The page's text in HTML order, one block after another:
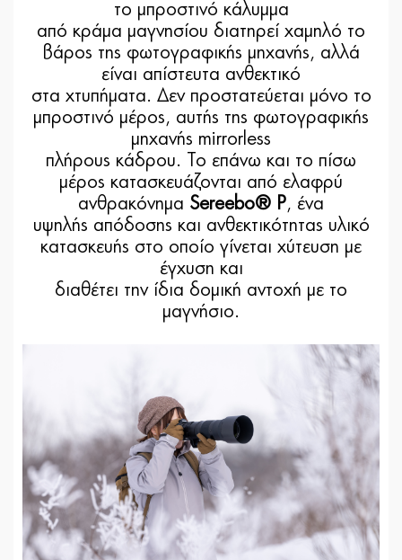
το μπροστινό κάλυμμα
από κράμα μαγνησίου διατηρεί χαμηλό το
βάρος της φωτογραφικής μηχανής, αλλά
είναι απίστευτα ανθεκτικό
στα χτυπήματα. Δεν προστατεύεται μόνο το
μπροστινό μέρος, αυτής της φωτογραφικής
μηχανής mirrorless
πλήρους κάδρου. Το επάνω και το πίσω
μέρος κατασκευάζονται από ελαφρύ
ανθρακόνημα Sereebo® P, ένα
υψηλής απόδοσης και ανθεκτικότητας υλικό
κατασκευής στο οποίο γίνεται χύτευση με
έγχυση και
διαθέτει την ίδια δομική αντοχή με το
μαγνήσιο.